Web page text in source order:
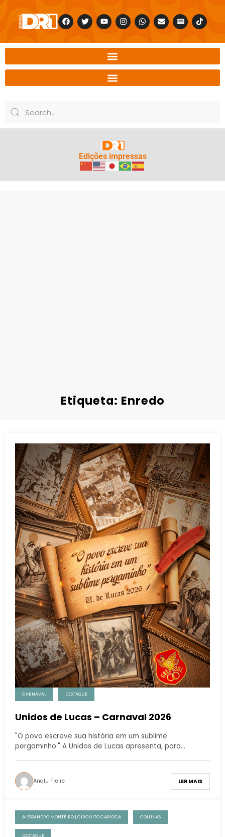
Edições impressas
Etiqueta: Enredo
CARNAVAL DESTAQUE
Unidos de Lucas – Carnaval 2026
"O povo escreve sua história em um sublime
pergaminho." A Unidos de Lucas apresenta, para…
Analu Freire LER MAIS
ALESSANDRO MONTEIRO | CIRCUITO CARIOCA COLUNAS
DESTAQUE